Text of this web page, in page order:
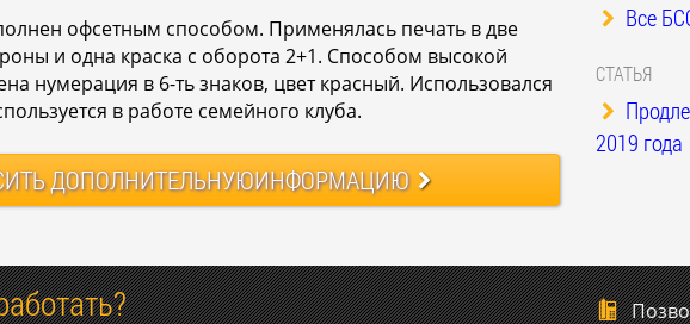
офсетным способом. Применялась печать в две
и одна краска с оборота 2+1. Способом высокой
нумерация в 6-ть знаков, цвет красный. Использовался
в работе семейного клуба.
ДОПОЛНИТЕЛЬНУЮИНФОРМАЦИЮ
Все
СТАТЬЯ
2019 года